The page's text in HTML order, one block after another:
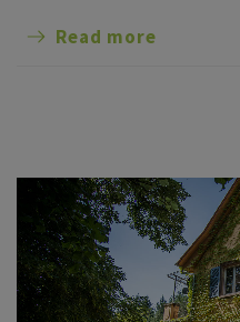
Read more